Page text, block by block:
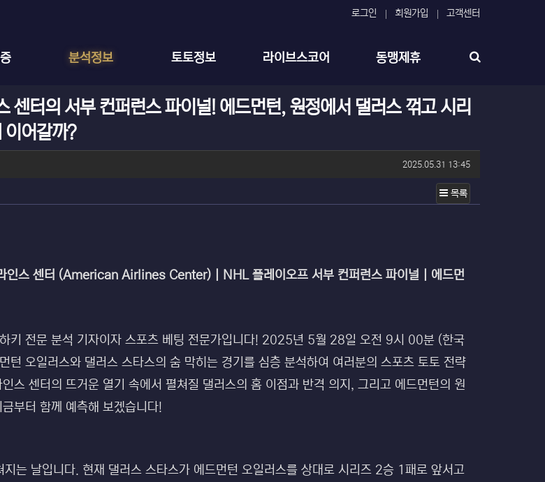
로그인 회원가입 고객센터
분석정보 토토정보 라이브스코어 동맹제휴
터의 서부 컨퍼런스 파이널! 에드먼턴, 원정에서 댈러스 꺾고 시리
이어갈까?
작성일
2025.05.31 13:45
목록
스 센터 (American Airlines Center) | NHL 플레이오프 서부 컨퍼런스 파이널 | 에드먼
키 전문 분석 기자이자 스포츠 베팅 전문가입니다! 2025년 5월 28일 오전 9시 00분 (한국
오일러스와 댈러스 스타스의 숨 막히는 경기를 심층 분석하여 여러분의 스포츠 토토 전략
스 센터의 뜨거운 열기 속에서 펼쳐질 댈러스의 홈 이점과 반격 의지, 그리고 에드먼턴의 원
부터 함께 예측해 보겠습니다!
는 날입니다. 현재 댈러스 스타스가 에드먼턴 오일러스를 상대로 시리즈 2승 1패로 앞서고